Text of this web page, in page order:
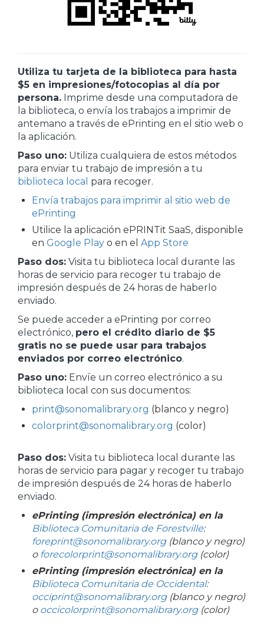
Utiliza tu tarjeta de la biblioteca para hasta
$5 en impresiones/fotocopias al día por
persona. Imprime desde una computadora de
la biblioteca, o envía los trabajos a imprimir de
antemano a través de ePrinting en el sitio web o
la aplicación.
Paso uno: Utiliza cualquiera de estos métodos
para enviar tu trabajo de impresión a tu
biblioteca local para recoger.
Envía trabajos para imprimir al sitio web de
ePrinting
Utilice la aplicación ePRINTit SaaS, disponible
en Google Play o en el App Store
Paso dos: Visita tu biblioteca local durante las
horas de servicio para recoger tu trabajo de
impresión después de 24 horas de haberlo
enviado.
Se puede acceder a ePrinting por correo
electrónico, pero el crédito diario de $5
gratis no se puede usar para trabajos
enviados por correo electrónico.
Paso uno: Envíe un correo electrónico a su
biblioteca local con sus documentos:
print@sonomalibrary.org (blanco y negro)
colorprint@sonomalibrary.org (color)
Paso dos: Visita tu biblioteca local durante las
horas de servicio para pagar y recoger tu trabajo
de impresión después de 24 horas de haberlo
enviado.
ePrinting (impresión electrónica) en la
Biblioteca Comunitaria de Forestville:
foreprint@sonomalibrary.org(blanco y negro)
o forecolorprint@sonomalibrary.org(color)
ePrinting (impresión electrónica) en la
Biblioteca Comunitaria de Occidental:
occiprint@sonomalibrary.org(blanco y negro)
o occicolorprint@sonomalibrary.org(color)